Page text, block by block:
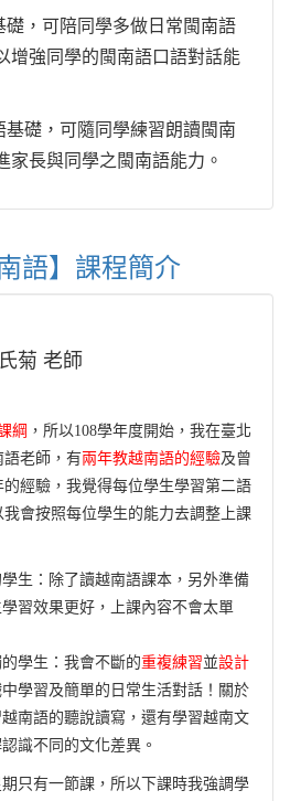
礎，可陪同學多做日常閩南語
增強同學的閩南語口語對話能
基礎，可隨同學練習朗讀閩南
家長與同學之閩南語能力。
南語】課程簡介
菊 老師
綱 ，所以108學年度開始，我在臺北
語老師，有兩年教越南語的經驗及曾
的經驗，我覺得每位學生學習第二語
會按照每位學生的能力去調整上課
生：除了讀越南語課本，另外準備
習效果更好，上課內容不會太單
學生：我會不斷的重複練習並設計
學習及簡單的日常生活對話！關於
南語的聽說讀寫，還有學習越南文
識不同的文化差異。
只有一節課，所以下課時我強調學